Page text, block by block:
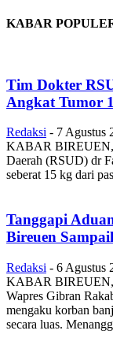
KABAR
Tim Dokter
Angkat Tumor
Redaksi - 7 Agustus
KABAR BIREUEN,
Daerah (RSUD) dr
seberat 15 kg dari
Tanggapi
Bireuen
Redaksi - 6 Agustus
KABAR BIREUEN,
Wapres Gibran
mengaku korban
secara luas.